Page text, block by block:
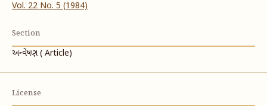
Vol. 22 No. 5 (1984)
Section
અન્વેષણ ( Article)
License